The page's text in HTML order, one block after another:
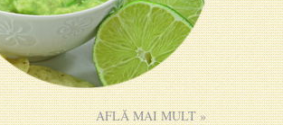
AFLĂ MAI MULT »